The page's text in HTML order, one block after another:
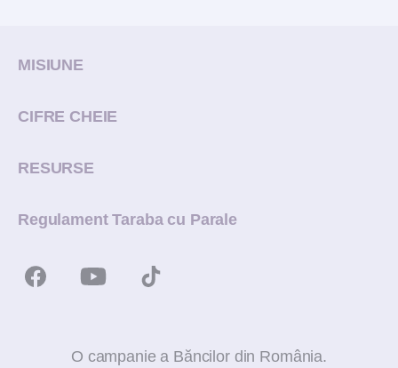
MISIUNE
CIFRE CHEIE
RESURSE
Regulament Taraba cu Parale
O campanie a Băncilor din România.